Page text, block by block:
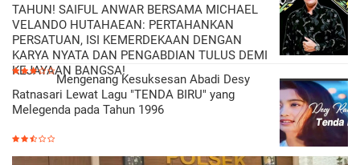
TAHUN! SAIFUL ANWAR BERSAMA MICHAEL
VELANDO HUTAHAEAN: PERTAHANKAN
PERSATUAN, ISI KEMERDEKAAN DENGAN
KARYA NYATA DAN PENGABDIAN TULUS DEMI
KEJAYAAN BANGSA!
Mengenang Kesuksesan Abadi Desy
Ratnasari Lewat Lagu "TENDA BIRU" yang
Melegenda pada Tahun 1996